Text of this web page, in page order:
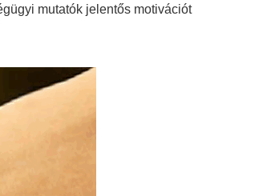
mutatók jelentős motivációt